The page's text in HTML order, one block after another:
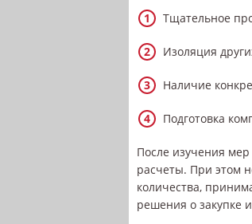
Тщательное
Изоляция
Наличие
Подготовка
После изучения
расчеты. При этом
количества,
решения о закупке